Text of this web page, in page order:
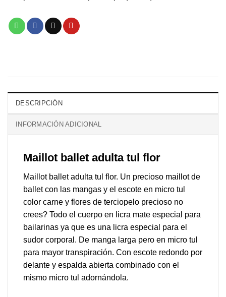
DESCRIPCIÓN
INFORMACIÓN ADICIONAL
Maillot ballet adulta tul flor
Maillot ballet adulta tul flor. Un precioso maillot de
ballet con las mangas y el escote en micro tul
color carne y flores de terciopelo precioso no
crees? Todo el cuerpo en licra mate especial para
bailarinas ya que es una licra especial para el
sudor corporal. De manga larga pero en micro tul
para mayor transpiración. Con escote redondo por
delante y espalda abierta combinado con el
mismo micro tul adornándola.